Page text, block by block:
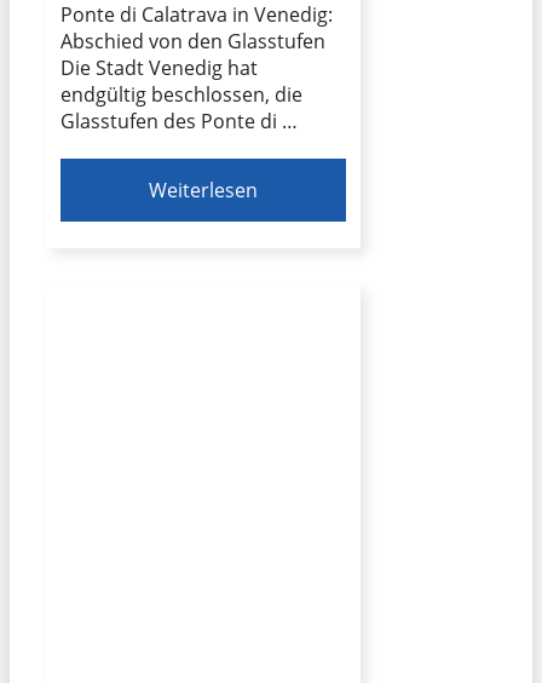
Ponte di Calatrava in Venedig:
Abschied von den Glasstufen
Die Stadt Venedig hat
endgültig beschlossen, die
Glasstufen des Ponte di …
Weiterlesen